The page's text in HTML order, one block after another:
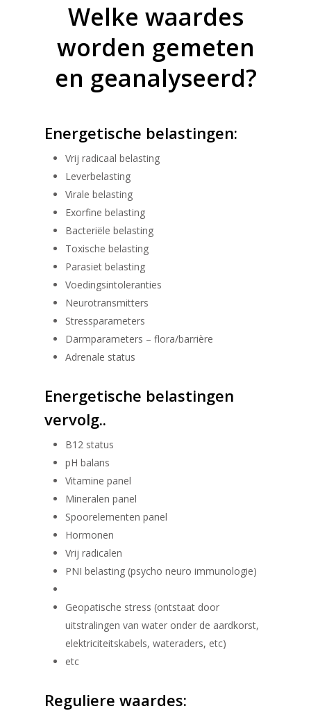
Welke waardes
worden gemeten
en geanalyseerd?
Energetische belastingen:
Vrij radicaal belasting
Leverbelasting
Virale belasting
Exorfine belasting
Bacteriële belasting
Toxische belasting
Parasiet belasting
Voedingsintoleranties
Neurotransmitters
Stressparameters
Darmparameters – flora/barrière
Adrenale status
Energetische belastingen
vervolg..
B12 status
pH balans
Vitamine panel
Mineralen panel
Spoorelementen panel
Hormonen
Vrij radicalen
PNI belasting (psycho neuro immunologie)
Geopatische stress (ontstaat door
uitstralingen van water onder de aardkorst,
elektriciteitskabels, wateraders, etc)
etc
Reguliere waardes: